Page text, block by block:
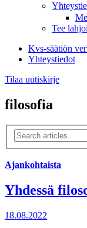
Tee
Kvs-säätiön
Yhteystiedot
Tilaa uutiskirje
filosofia
Ajankohtaista
Yhdessä
18.08.2022